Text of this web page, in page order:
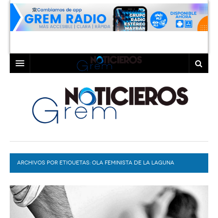
LAGUNA
TORREÓN
GÓMEZ PALACIO
LERDO
COAHUILA
DURANGO
DEPORTES
EXA
COLABORADORES
ARCHIVOS POR ETIQUETAS: OLA FEMINISTA DE LA LAGUNA